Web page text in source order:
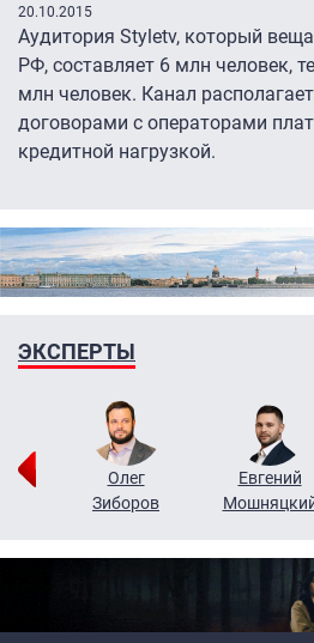
20.10.2015
Аудитория Styletv, который
РФ, составляет 6 млн человек,
млн человек. Канал
договорами с операторами
кредитной нагрузкой.
ЭКСПЕРТЫ
Олег
Зиборов
Евгений